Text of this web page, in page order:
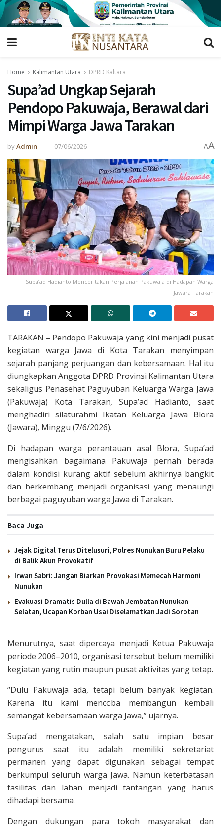
Home Kalimantan Utara DPRD Kaltara
Supa’ad Ungkap Sejarah
Pendopo Pakuwaja, Berawal dari
Mimpi Warga Jawa Tarakan
byAdmin 07/06/2026 AA
Supa’ad Hadianto Menceritakan Perjalanan Pakuwaja di Hadapan Warga
Jawara Tarakan
TARAKAN – Pendopo Pakuwaja yang kini menjadi pusat
kegiatan warga Jawa di Kota Tarakan menyimpan
sejarah panjang perjuangan dan kebersamaan. Hal itu
diungkapkan Anggota DPRD Provinsi Kalimantan Utara
sekaligus Penasehat Paguyuban Keluarga Warga Jawa
(Pakuwaja) Kota Tarakan, Supa’ad Hadianto, saat
menghadiri silaturahmi Ikatan Keluarga Jawa Blora
(Jawara), Minggu (7/6/2026).
Di hadapan warga perantauan asal Blora, Supa’ad
mengisahkan bagaimana Pakuwaja pernah berada
dalam kondisi kurang aktif sebelum akhirnya bangkit
dan berkembang menjadi organisasi yang menaungi
berbagai paguyuban warga Jawa di Tarakan.
Baca Juga
Jejak Digital Terus Ditelusuri, Polres Nunukan Buru Pelaku
di Balik Akun Provokatif
Irwan Sabri: Jangan Biarkan Provokasi Memecah Harmoni
Nunukan
Evakuasi Dramatis Dulla di Bawah Jembatan Nunukan
Selatan, Ucapan Korban Usai Diselamatkan Jadi Sorotan
Menurutnya, saat dipercaya menjadi Ketua Pakuwaja
periode 2006–2010, organisasi tersebut belum memiliki
kegiatan yang rutin maupun pusat aktivitas yang tetap.
“Dulu Pakuwaja ada, tetapi belum banyak kegiatan.
Karena itu kami mencoba membangun kembali
semangat kebersamaan warga Jawa,” ujarnya.
Supa’ad mengatakan, salah satu impian besar
pengurus saat itu adalah memiliki sekretariat
permanen yang dapat digunakan sebagai tempat
berkumpul seluruh warga Jawa. Namun keterbatasan
fasilitas dan lahan menjadi tantangan yang harus
dihadapi bersama.
Dengan dukungan para tokoh masyarakat dan